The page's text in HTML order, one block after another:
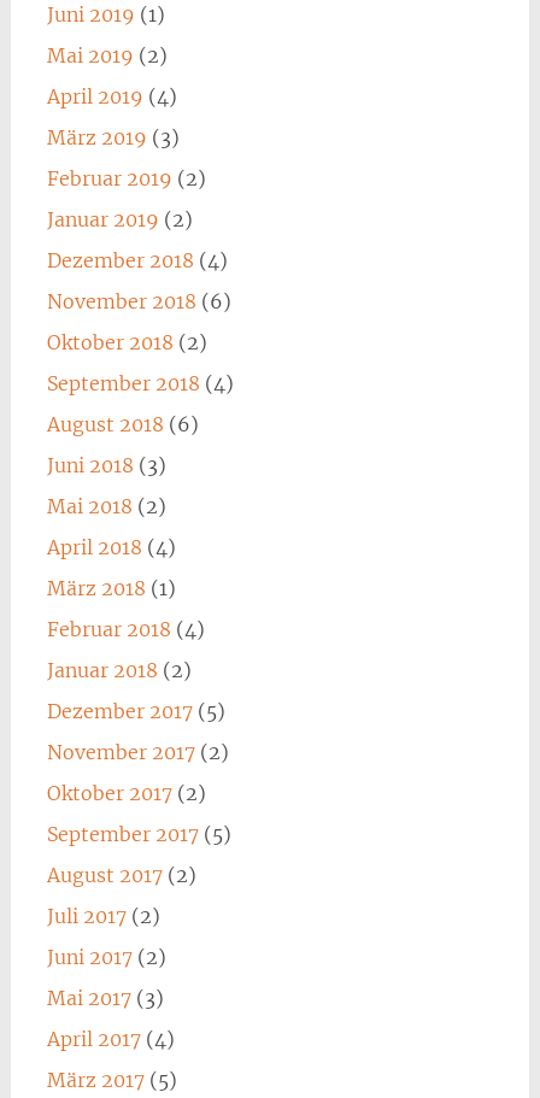
Juni 2019 (1)
Mai 2019 (2)
April 2019 (4)
März 2019 (3)
Februar 2019 (2)
Januar 2019 (2)
Dezember 2018 (4)
November 2018 (6)
Oktober 2018 (2)
September 2018 (4)
August 2018 (6)
Juni 2018 (3)
Mai 2018 (2)
April 2018 (4)
März 2018 (1)
Februar 2018 (4)
Januar 2018 (2)
Dezember 2017(5)
November 2017(2)
Oktober 2017(2)
September 2017(5)
August 2017(2)
Juli 2017(2)
Juni 2017(2)
Mai 2017(3)
April 2017(4)
März 2017(5)